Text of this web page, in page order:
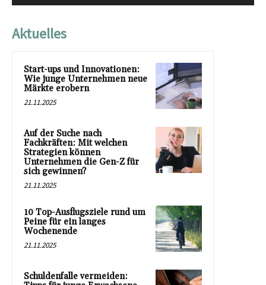
Aktuelles
Start-ups und Innovationen:
Wie junge Unternehmen neue
Märkte erobern
21.11.2025
Auf der Suche nach
Fachkräften: Mit welchen
Strategien können
Unternehmen die Gen-Z für
sich gewinnen?
21.11.2025
10 Top-Ausflugsziele rund um
Peine für ein langes
Wochenende
21.11.2025
Schuldenfalle vermeiden: